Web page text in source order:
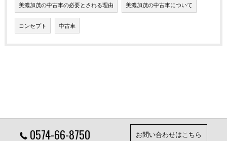
美濃加茂の中古車の必要とされる理由 美濃加茂の中古車について
コンセプト 中古車
0574-66-8750 お問い合わせはこちら